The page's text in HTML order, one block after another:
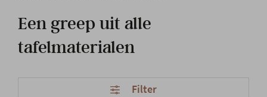
Inspiratie
Een greep uit alle
tafelmaterialen
Filter